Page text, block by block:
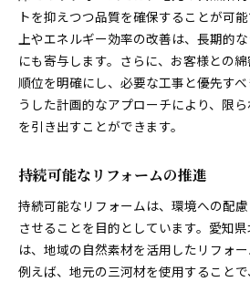
トを抑えつつ品質を確保することが可
上やエネルギー効率の改善は、長期的
にも寄与します。さらに、お客様との
順位を明確にし、必要な工事と優先す
うした計画的なアプローチにより、限
を引き出すことができます。
持続可能なリフォームの推進
持続可能なリフォームは、環境への配
させることを目的としています。愛知
は、地域の自然素材を活用したリフォー
例えば、地元の三河材を使用すること